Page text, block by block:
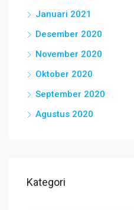
Januari 2021
Desember 2020
November 2020
Oktober 2020
September 2020
Agustus 2020
Kategori